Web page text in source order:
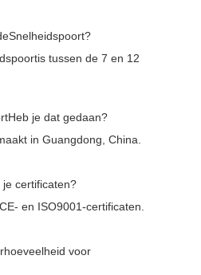
Snelheidspoort?
is tussen de 7 en 12
Heb je dat gedaan?
in Guangdong, China.
je certificaten?
en ISO9001-certificaten.
voor